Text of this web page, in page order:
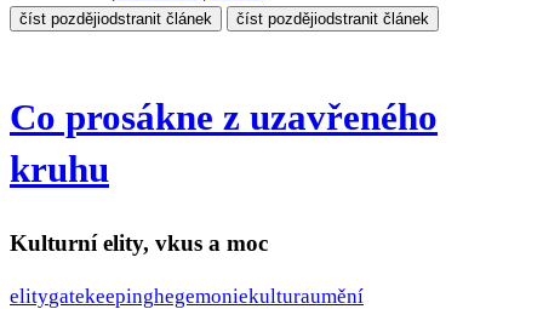
číst pozdějiodstranit článek číst pozdějiodstranit článek
Co prosákne z uzavřeného
kruhu
Kulturní elity, vkus a moc
elitygatekeepinghegemoniekulturaumění